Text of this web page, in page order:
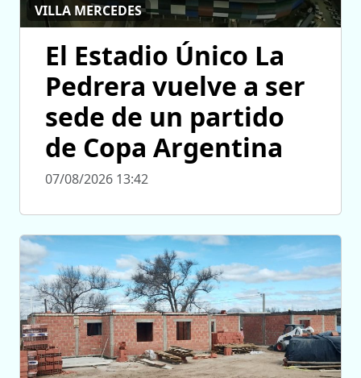
VILLA MERCEDES
El Estadio Único La
Pedrera vuelve a ser
sede de un partido
de Copa Argentina
07/08/2026 13:42